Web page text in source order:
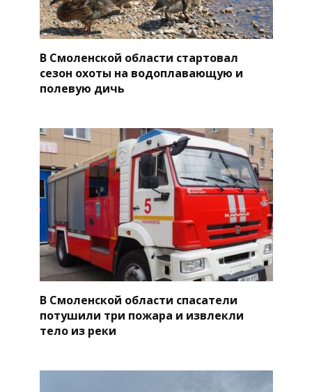
В Смоленской области стартовал
сезон охоты на водоплавающую и
полевую дичь
В Смоленской области спасатели
потушили три пожара и извлекли
тело из реки